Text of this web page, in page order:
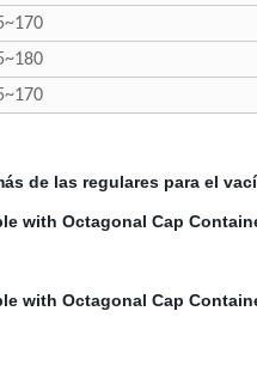
de las regulares para el